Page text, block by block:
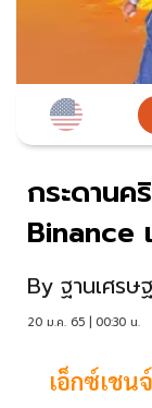
กระดาน
Binance
By ฐานเศร
20 ม.ค. 65 | 00:30 น.
เอ็กซ์เชน